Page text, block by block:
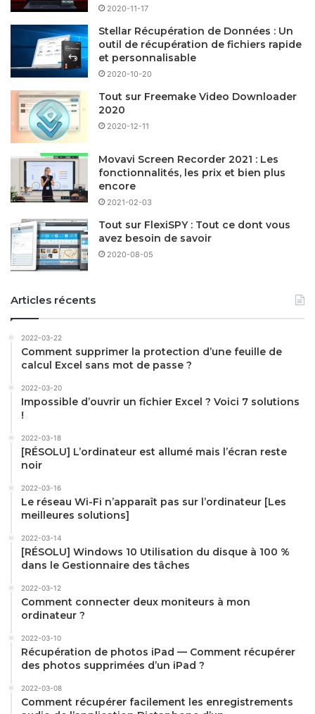
2020-11-17
Stellar Récupération de Données : Un
outil de récupération de fichiers rapide
et personnalisable
2020-10-20
Tout sur Freemake Video Downloader
2020
2020-12-11
Movavi Screen Recorder 2021 : Les
fonctionnalités, les prix et bien plus
encore
2021-02-03
Tout sur FlexiSPY : Tout ce dont vous
avez besoin de savoir
2020-08-05
Articles récents
2022-03-22
Comment supprimer la protection d’une feuille de
calcul Excel sans mot de passe ?
2022-03-20
Impossible d’ouvrir un fichier Excel ? Voici 7 solutions
!
2022-03-18
[RÉSOLU] L’ordinateur est allumé mais l’écran reste
noir
2022-03-16
Le réseau Wi-Fi n’apparaît pas sur l’ordinateur [Les
meilleures solutions]
2022-03-14
[RÉSOLU] Windows 10 Utilisation du disque à 100 %
dans le Gestionnaire des tâches
2022-03-12
Comment connecter deux moniteurs à mon
ordinateur ?
2022-03-10
Récupération de photos iPad — Comment récupérer
des photos supprimées d’un iPad ?
2022-03-08
Comment récupérer facilement les enregistrements